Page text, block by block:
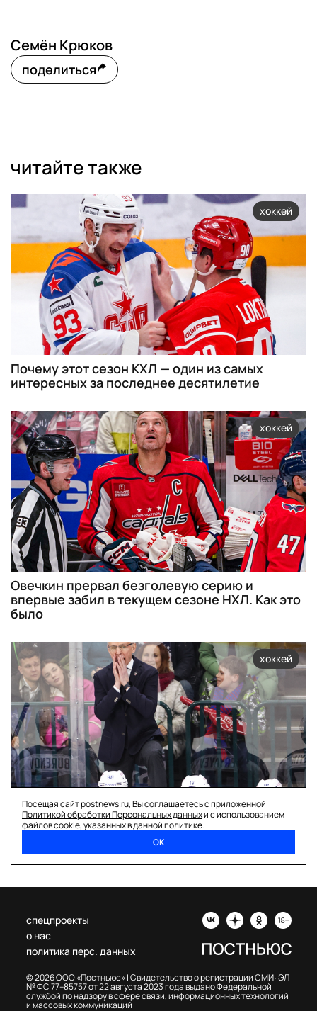
Семён Крюков
поделиться
читайте также
хоккей
Почему этот сезон КХЛ — один из самых
интересных за последнее десятилетие
хоккей
Овечкин прервал безголевую серию и
впервые забил в текущем сезоне НХЛ. Как это
было
хоккей
Великолепное «Торпедо», крепкая «Лада» и
разочаровывающий «Адмирал». Краткий обзор
Посещая сайт postnews.ru, Вы соглашаетесь с приложенной
Политикой обработки Персональных данныхи с использованием
файлов cookie, указанных в данной политике.
ОК
© 2026 ООО «Постньюс» |Свидетельство о регистрации СМИ: ЭЛ
№ ФС 77–85757 от 22 августа 2023 года выдано Федеральной
службой по надзору в сфере связи, информационных технологий
и массовых коммуникаций
спецпроекты
о нас
политика перс. данных